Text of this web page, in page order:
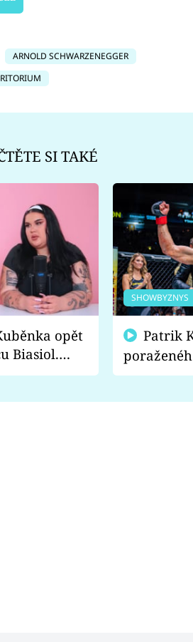
ARNOLD SCHWARZENEGGER
SI TAKÉ
opět
Biasiol.
falešná a
SHOWBYZNYS
fanoušci